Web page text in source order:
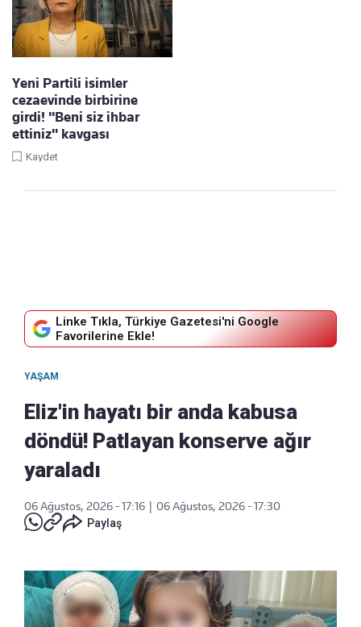
Yeni Partili isimler
cezaevinde birbirine
girdi! "Beni siz ihbar
ettiniz" kavgası
Kaydet
Linke Tıkla, Türkiye Gazetesi'ni Google
Favorilerine Ekle!
YAŞAM
Eliz'in hayatı bir anda kabusa
döndü! Patlayan konserve ağır
yaraladı
06 Ağustos, 2026 - 17:16
06 Ağustos, 2026 - 17:30
Paylaş